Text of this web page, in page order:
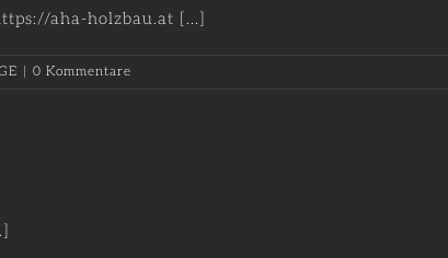
aha-holzbau.at [...]
0 Kommentare